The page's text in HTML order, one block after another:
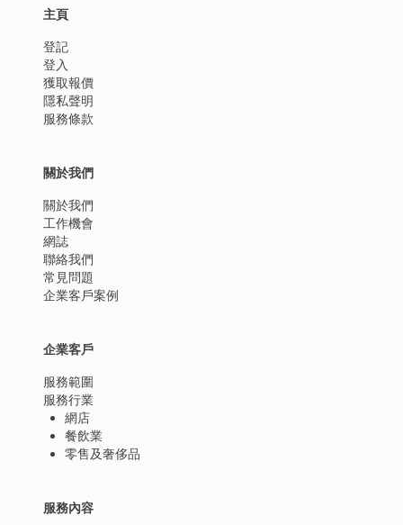
主頁
登記
登入
獲取報價
隱私聲明
服務條款
關於我們
關於我們
工作機會
網誌
聯絡我們
常見問題
企業客戶案例
企業客戶
服務範圍
服務行業
網店
餐飲業
零售及奢侈品
服務內容